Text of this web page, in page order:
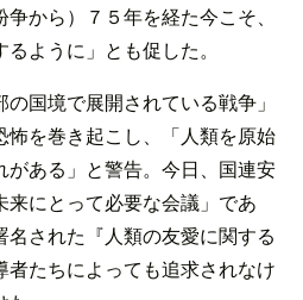
から）７５年を経た今こそ、
ように」とも促した。
国境で展開されている戦争」
怖を巻き起こし、「人類を原始
ある」と警告。今日、国連安
にとって必要な会議」であ
名された『人類の友愛に関する
たちによっても追求されなけ